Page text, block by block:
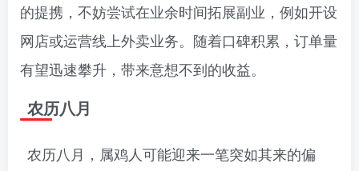
的提携，不妨尝试在业余时间拓展副业，例如开设
网店或运营线上外卖业务。随着口碑积累，订单量
有望迅速攀升，带来意想不到的收益。
农历八月
农历八月，属鸡人可能迎来一笔突如其来的偏